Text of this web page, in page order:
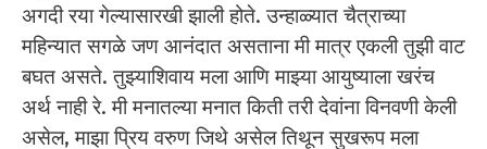
अगदी रया गेल्यासारखी झाली होते. उन्हाळ्यात चैत्राच्या
महिन्यात सगळे जण आनंदात असताना मी मात्र एकली तुझी वाट
बघत असते. तुझ्याशिवाय मला आणि माझ्या आयुष्याला खरंच
अर्थ नाही रे. मी मनातल्या मनात किती तरी देवांना विनवणी केली
असेल, माझा प्रिय वरुण जिथे असेल तिथून सुखरूप मला